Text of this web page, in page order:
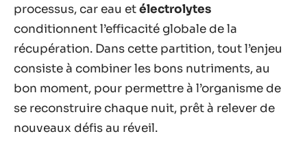
processus, car eau etélectrolytes
conditionnent l’efficacité globale de la
récupération. Dans cette partition, tout l’enjeu
consiste à combiner les bons nutriments, au
bon moment, pour permettre à l’organisme de
se reconstruire chaque nuit, prêt à relever de
nouveaux défis au réveil.